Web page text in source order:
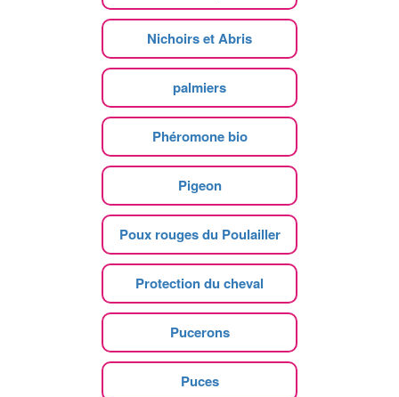
Nichoirs et Abris
palmiers
Phéromone bio
Pigeon
Poux rouges du Poulailler
Protection du cheval
Pucerons
Puces